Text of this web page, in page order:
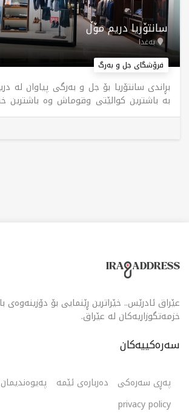
سانتۆریا دریم مۆڵ
بەغدا
فرۆشگای جل و بەرگ
بڕاندی سانتۆریا بۆ جل و بەرگی پیاوان لە
بە باشترین کوالێتی وقوماش وە باشترین
بابەتەکانمان دروست دەکرێن ، بۆ جارێک
عێراق ئادرێس.. خێراترین ڕێنمایی بۆ
خزمەتگوزاریەکان لە عێراق.
سەرەکییەکان
پەڕی سەرەکی دەربارەی ئێمە
privacy policy